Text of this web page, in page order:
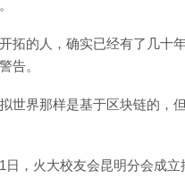
拓的人，确实已经有了几十
告。
世界那样是基于区块链的，
，火大校友会昆明分会成立